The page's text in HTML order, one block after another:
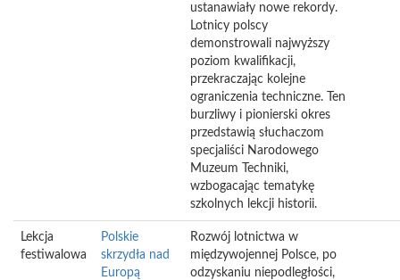
ustanawiały nowe rekordy.
Lotnicy polscy
demonstrowali najwyższy
poziom kwalifikacji,
przekraczając kolejne
ograniczenia techniczne. Ten
burzliwy i pionierski okres
przedstawią słuchaczom
specjaliści Narodowego
Muzeum Techniki,
wzbogacając tematykę
szkolnych lekcji historii.
Lekcja
festiwalowa
Polskie
skrzydła nad
Europą
Rozwój lotnictwa w
międzywojennej Polsce, po
odzyskaniu niepodległości,